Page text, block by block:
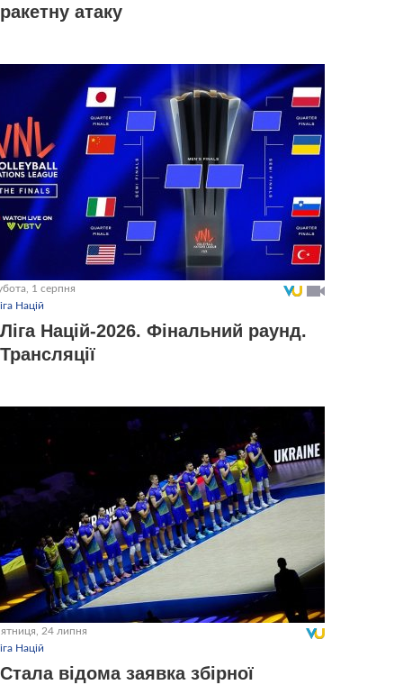
ракетну атаку
1 серпня
Націй
Ліга Націй-2026. Фінальний раунд.
Трансляції
24 липня
Націй
Стала відома заявка збірної